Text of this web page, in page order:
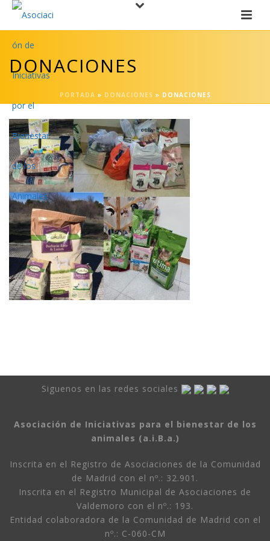
DONACIONES
PORTADA » DONACIONES » DONACIONES
Siguenos en las redes sociales
Asociación de Iniciativas para el bienestar de los
animales (a.i.B.a.)
Inscrita en el Registro de Asociaciones de la Comunidad
de Madrid con el nº.: 32.901.
Inscrita en el Registro Municipal de Asociaciones de
Valdemoro con el nº.: 193.
Entidad colaboradora de la Comunidad de Madrid con el
nº.: C-060-CM